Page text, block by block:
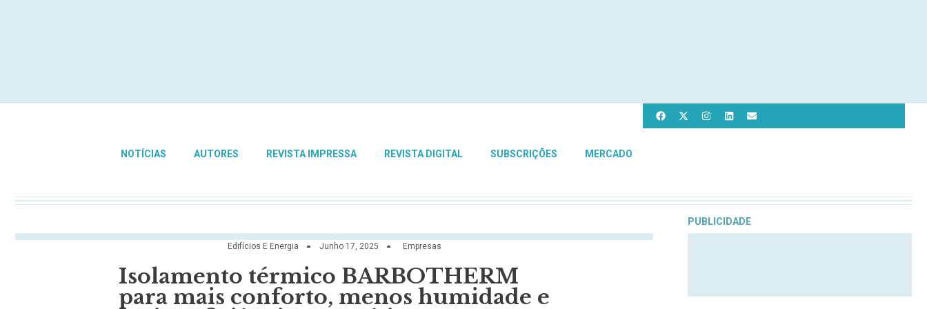
NOTÍCIAS AUTORES REVISTA IMPRESSA REVISTA DIGITAL SUBSCRIÇÕES MERCADO
Edifícios E Energia Junho 17, 2025 Empresas
Isolamento térmico BARBOTHERM
para mais conforto, menos humidade e
PUBLICIDADE